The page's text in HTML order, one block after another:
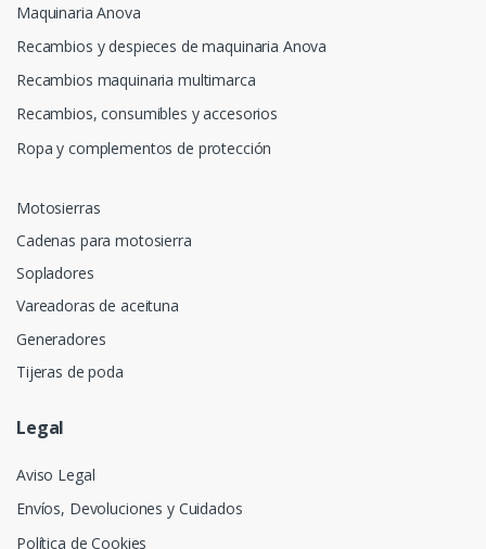
Maquinaria Anova
Recambios y despieces de maquinaria Anova
Recambios maquinaria multimarca
Recambios, consumibles y accesorios
Ropa y complementos de protección
Motosierras
Cadenas para motosierra
Sopladores
Vareadoras de aceituna
Generadores
Tijeras de poda
Legal
Aviso Legal
Envíos, Devoluciones y Cuidados
Política de Cookies